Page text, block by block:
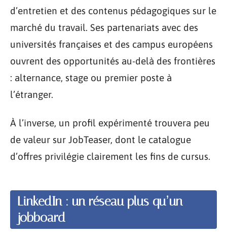
d’entretien et des contenus pédagogiques sur le
marché du travail. Ses partenariats avec des
universités françaises et des campus européens
ouvrent des opportunités au-delà des frontières
: alternance, stage ou premier poste à
l’étranger.
À l’inverse, un profil expérimenté trouvera peu
de valeur sur JobTeaser, dont le catalogue
d’offres privilégie clairement les fins de cursus.
LinkedIn : un réseau plus qu’un
jobboard